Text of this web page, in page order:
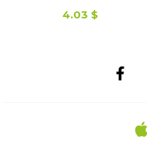
4.03 $